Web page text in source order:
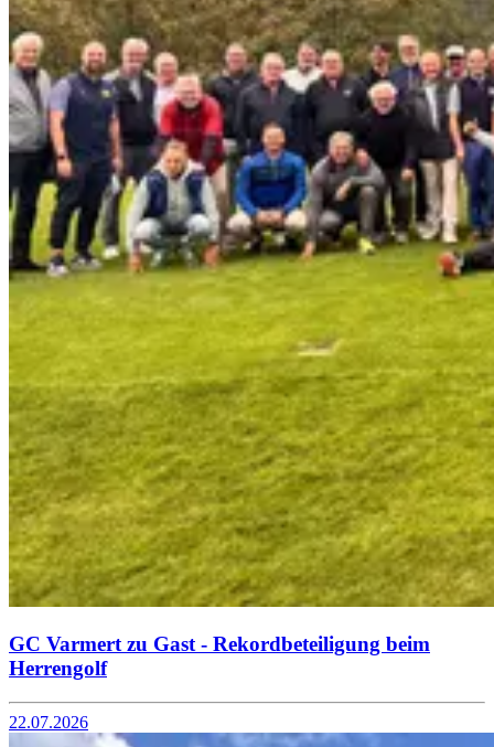
GC Varmert zu Gast - Rekordbeteiligung beim
Herrengolf
22.07.2026